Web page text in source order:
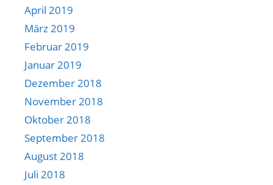
April 2019
März 2019
Februar 2019
Januar 2019
Dezember 2018
November 2018
Oktober 2018
September 2018
August 2018
Juli 2018